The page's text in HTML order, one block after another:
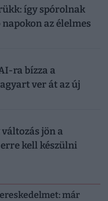
így spórolnak
az élelmes
ra bízza a
ver át az új
jön a
kell készülni
már